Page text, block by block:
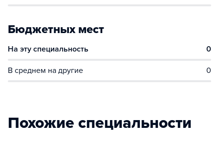
Бюджетных мест
На эту специальность 0
В среднем на другие 0
Похожие специальности